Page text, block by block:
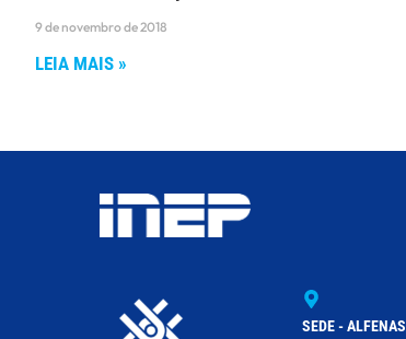
9 de novembro de 2018
LEIA MAIS »
SEDE - ALFENAS